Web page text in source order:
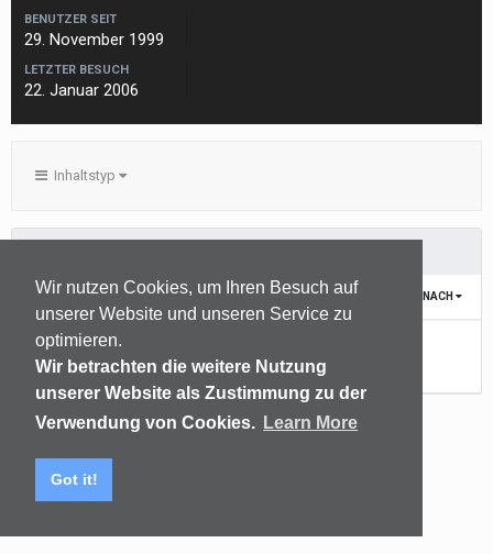
Wir nutzen Cookies, um Ihren Besuch auf
unserer Website und unseren Service zu
optimieren.
Wir betrachten die weitere Nutzung
unserer Website als Zustimmung zu der
Verwendung von Cookies. Learn More
Got it!
BENUTZER SEIT
29. November 1999
LETZTER BESUCH
22. Januar 2006
Inhaltstyp
SORTIEREN NACH
Noch keine Inhalte vorhanden